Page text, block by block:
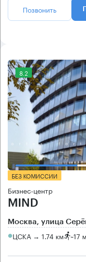
Позвонить
8.2
БЕЗ КОМИССИИ
Бизнес-центр
MIND
Москва, улица
ЦСКА → 1.74 км ~17